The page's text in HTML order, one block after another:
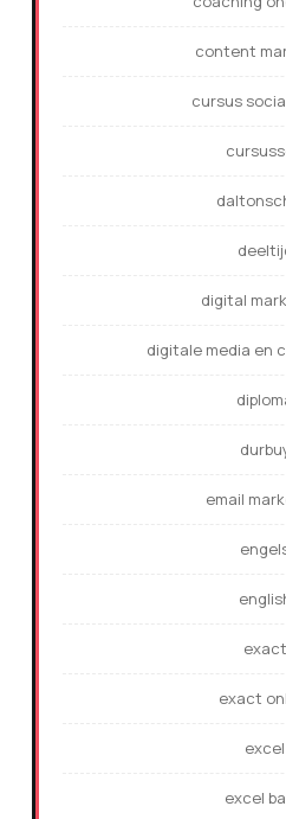
content
cursus
digital
digitale media en
email
exact
exact
excel
excel